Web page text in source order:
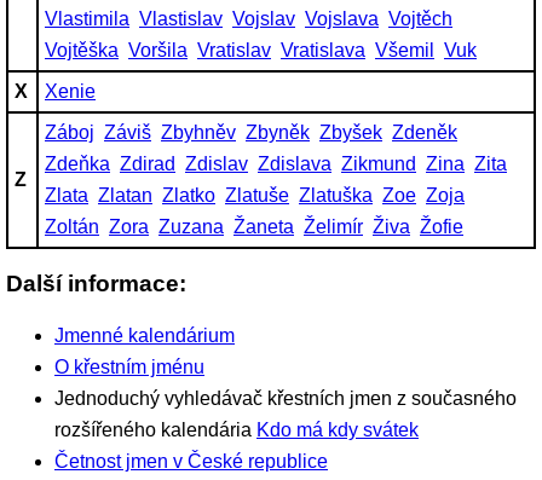
Vlastimila Vlastislav Vojslav Vojslava Vojtěch
Vojtěška Voršila Vratislav Vratislava Všemil
Vuk
X
Xenie
Z
Záboj Záviš Zbyhněv Zbyněk Zbyšek Zdeněk
Zdeňka Zdirad Zdislav Zdislava Zikmund Zina Zita
Zlata Zlatan Zlatko Zlatuše Zlatuška Zoe Zoja
Zoltán Zora Zuzana Žaneta Želimír Živa Žofie
Další informace:
Jmenné kalendárium
O křestním jménu
Jednoduchý vyhledávač křestních jmen z současného
rozšířeného kalendária Kdo má kdy svátek
Četnost jmen v České republice